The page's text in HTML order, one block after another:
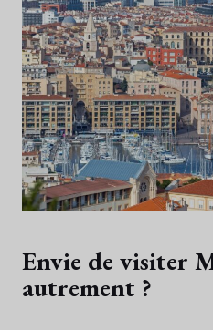
Envie de visiter
autrement ?